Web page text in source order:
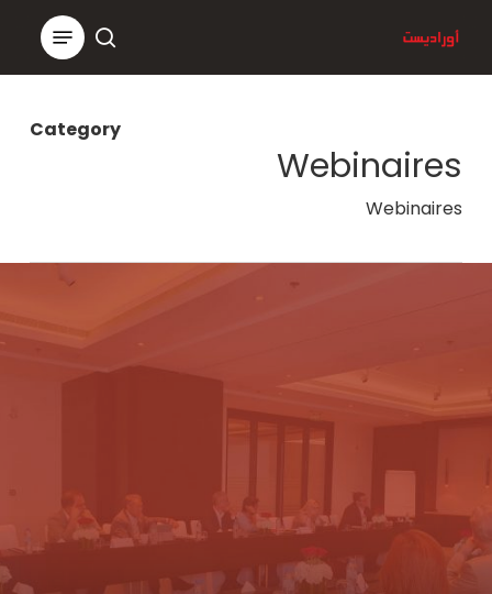
main
search
Menu
Category
Webinaires
Webinaires
Close